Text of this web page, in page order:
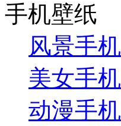
手机壁纸
风景手机
美女手机
动漫手机